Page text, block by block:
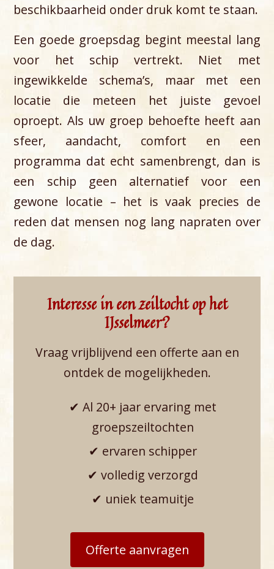
beschikbaarheid onder druk komt te staan.
Een goede groepsdag begint meestal lang
voor het schip vertrekt. Niet met
ingewikkelde schema’s, maar met een
locatie die meteen het juiste gevoel
oproept. Als uw groep behoefte heeft aan
sfeer, aandacht, comfort en een
programma dat echt samenbrengt, dan is
een schip geen alternatief voor een
gewone locatie – het is vaak precies de
reden dat mensen nog lang napraten over
de dag.
Interesse in een zeiltocht op het
IJsselmeer?
Vraag vrijblijvend een offerte aan en
ontdek de mogelijkheden.
✔ Al 20+ jaar ervaring met
groepszeiltochten
✔ ervaren schipper
✔ volledig verzorgd
✔ uniek teamuitje
Offerte aanvragen